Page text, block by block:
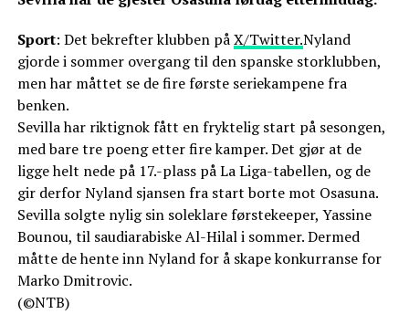
Sport: Det bekrefter klubben påX/Twitter.Nyland
gjorde i sommer overgang til den spanske storklubben,
men har måttet se de fire første seriekampene fra
benken.
Sevilla har riktignok fått en fryktelig start på sesongen,
med bare tre poeng etter fire kamper. Det gjør at de
ligge helt nede på 17.-plass på La Liga-tabellen, og de
gir derfor Nyland sjansen fra start borte mot Osasuna.
Sevilla solgte nylig sin soleklare førstekeeper, Yassine
Bounou, til saudiarabiske Al-Hilal i sommer. Dermed
måtte de hente inn Nyland for å skape konkurranse for
Marko Dmitrovic.
(©NTB)